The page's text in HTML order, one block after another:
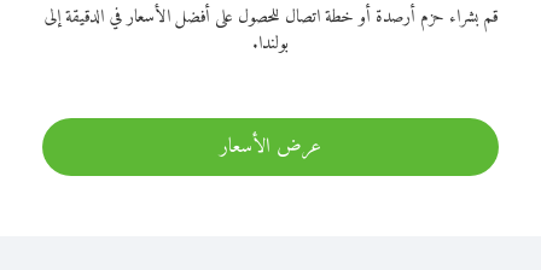
قم بشراء حزم أرصدة أو خطة اتصال للحصول على أفضل الأسعار في الدقيقة إلى
بولندا.
عرض الأسعار